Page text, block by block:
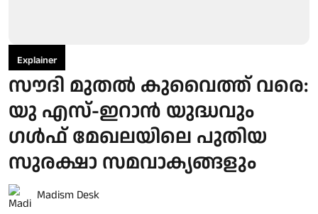
Explainer
സൗദി മുതല്‍ കുവൈത്ത് വരെ:
യു എസ്-ഇറാന്‍ യുദ്ധവും
ഗള്‍ഫ് മേഖലയിലെ പുതിയ
സുരക്ഷാ സമവാക്യങ്ങളും
Madism Desk